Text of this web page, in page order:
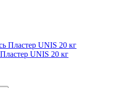
UNIS 20 кг